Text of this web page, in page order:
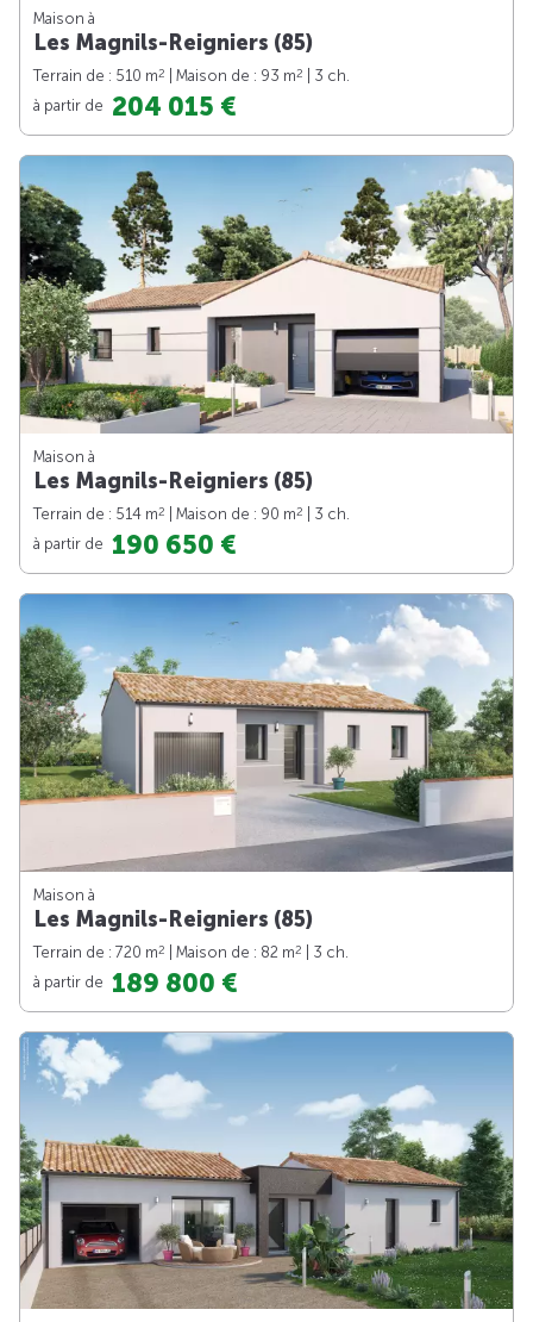
Maison à
Les Magnils-Reigniers (85)
Terrain de : 510 m2 | Maison de : 93 m2
| 3 ch.
à partir de 204 015 €
Maison à
Les Magnils-Reigniers (85)
Terrain de : 514 m2 | Maison de : 90 m2
| 3 ch.
à partir de 190 650 €
Maison à
Les Magnils-Reigniers (85)
Terrain de : 720 m2 | Maison de : 82 m2
| 3 ch.
à partir de 189 800 €